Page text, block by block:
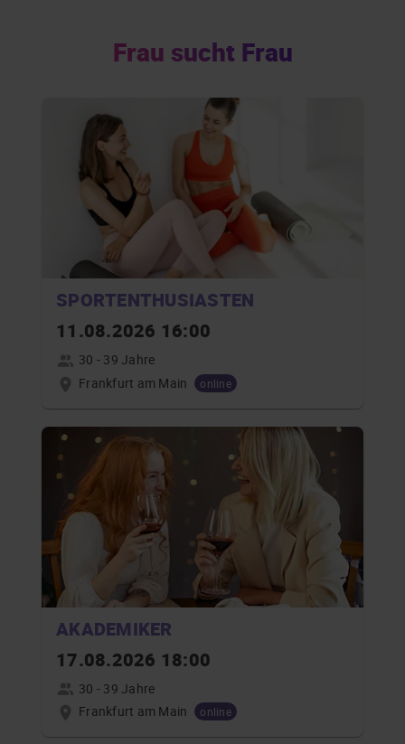
Frau sucht Frau
SPORTENTHUSIASTEN
11.08.2026 16:00
30 - 39 Jahre
Frankfurt am Main
online
AKADEMIKER
17.08.2026 18:00
30 - 39 Jahre
Frankfurt am Main
online